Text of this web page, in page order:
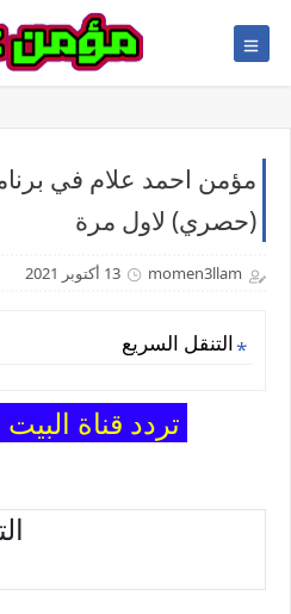
مؤمن احمد علام في
(حصري) لاول مرة
momen3llam 13 أكتوبر 2021
التنقل السريع
تردد قناة البيت